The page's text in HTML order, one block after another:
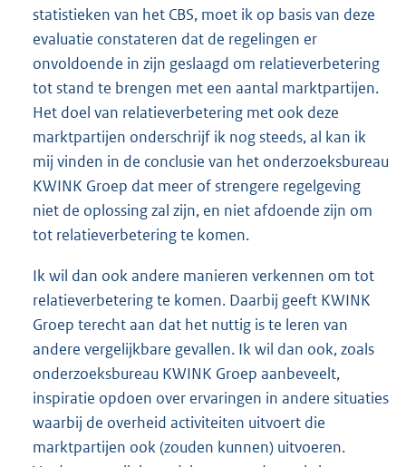
statistieken van het CBS, moet ik op basis van deze
evaluatie constateren dat de regelingen er
onvoldoende in zijn geslaagd om relatieverbetering
tot stand te brengen met een aantal marktpartijen.
Het doel van relatieverbetering met ook deze
marktpartijen onderschrijf ik nog steeds, al kan ik
mij vinden in de conclusie van het onderzoeksbureau
KWINK Groep dat meer of strengere regelgeving
niet de oplossing zal zijn, en niet afdoende zijn om
tot relatieverbetering te komen.
Ik wil dan ook andere manieren verkennen om tot
relatieverbetering te komen. Daarbij geeft KWINK
Groep terecht aan dat het nuttig is te leren van
andere vergelijkbare gevallen. Ik wil dan ook, zoals
onderzoeksbureau KWINK Groep aanbeveelt,
inspiratie opdoen over ervaringen in andere situaties
waarbij de overheid activiteiten uitvoert die
marktpartijen ook (zouden kunnen) uitvoeren.